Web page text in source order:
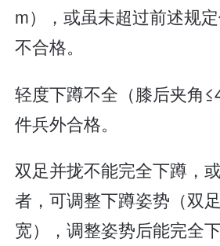
m），或虽未超过前述规
不合格。
轻度下蹲不全（膝后夹角
件兵外合格。
双足并拢不能完全下蹲，
者，可调整下蹲姿势（双
宽），调整姿势后能完全